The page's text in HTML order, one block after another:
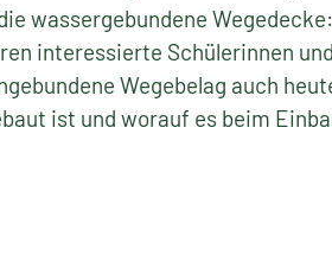
wassergebundene
interessierte Schülerinnen
Wegebelag auch
ist und worauf es beim